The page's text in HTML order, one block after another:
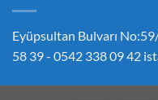
Eyüpsultan Bulvarı
58 39 - 0542 338 09 42